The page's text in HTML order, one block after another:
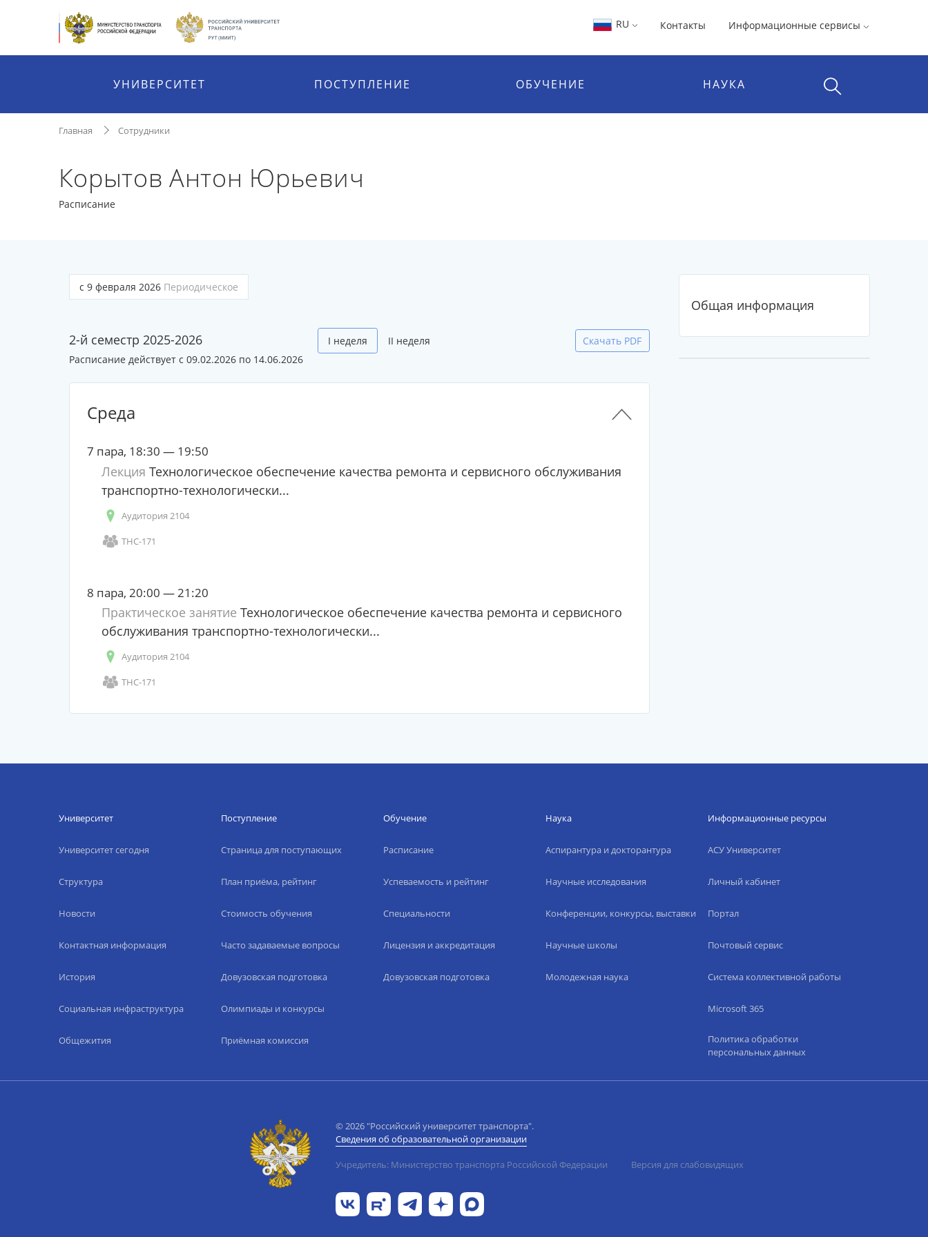
RU Контакты Информационные сервисы
УНИВЕРСИТЕТ ПОСТУПЛЕНИЕ ОБУЧЕНИЕ НАУКА
Главная Сотрудники
Корытов Антон Юрьевич
Расписание
с 9 февраля 2026 Периодическое
2-й семестр 2025-2026
Расписание действует с 09.02.2026 по 14.06.2026
I неделя II неделя Скачать PDF
Среда
7 пара, 18:30 — 19:50
Лекция Технологическое обеспечение качества ремонта и сервисного обслуживания
транспортно-технологически...
Аудитория 2104
ТНС-171
8 пара, 20:00 — 21:20
Практическое занятие Технологическое обеспечение качества ремонта и сервисного
обслуживания транспортно-технологически...
Аудитория 2104
ТНС-171
Общая информация
Университет
Университет сегодня
Структура
Новости
Контактная информация
История
Социальная инфраструктура
Общежития
Поступление
Страница для поступающих
План приёма, рейтинг
Стоимость обучения
Часто задаваемые вопросы
Довузовская подготовка
Олимпиады и конкурсы
Приёмная комиссия
Обучение
Расписание
Успеваемость и рейтинг
Специальности
Лицензия и аккредитация
Довузовская подготовка
Наука
Аспирантура и докторантура
Научные исследования
Конференции, конкурсы, выставки
Научные школы
Молодежная наука
Информационные ресурсы
АСУ Университет
Личный кабинет
Портал
Почтовый сервис
Система коллективной работы
Microsoft 365
Политика обработки
персональных данных
© 2026 "Российский университет транспорта".
Сведения об образовательной организации
Учредитель: Министерство транспорта Российской Федерации Версия для слабовидящих